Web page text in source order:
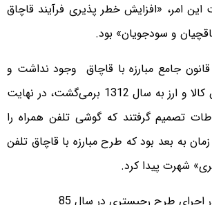
امر، «افزایش خطر پذیری فرآیند قاچاق
و سودجویان» بود.
جامع مبارزه با قاچاق وجود نداشت و
قانون مبارزه با قاچاق کالا و ارز به سال 1312 برمی‌گشت، در نهایت
تصمیم گرفتند که گوشی تلفن همراه را
به بعد بود که طرح مبارزه با قاچاق تلفن
شهرت پیدا کرد.
طرح رجیستری در سال 85